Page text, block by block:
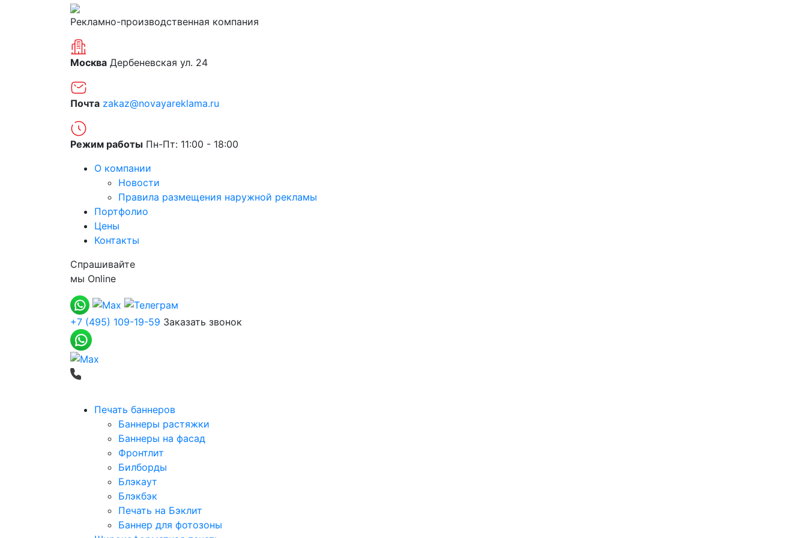
Рекламно-производственная компания
Москва Дербеневская ул. 24
Почта zakaz@novayareklama.ru
Режим работы Пн-Пт: 11:00 - 18:00
О компании
Новости
Правила размещения наружной рекламы
Портфолио
Цены
Контакты
Спрашивайте
мы Online
+7 (495) 109-19-59 Заказать звонок
Печать баннеров
Баннеры растяжки
Баннеры на фасад
Фронтлит
Билборды
Блэкаут
Блэкбэк
Печать на Бэклит
Баннер для фотозоны